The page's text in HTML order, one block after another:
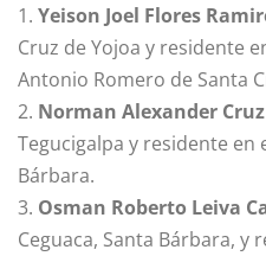
1. Yeison Joel Flores
Cruz de Yojoa y residente
Antonio Romero de Santa
2. Norman Alexander
Tegucigalpa y residente en
Bárbara.
3. Osman Roberto Leiva
Ceguaca, Santa Bárbara,